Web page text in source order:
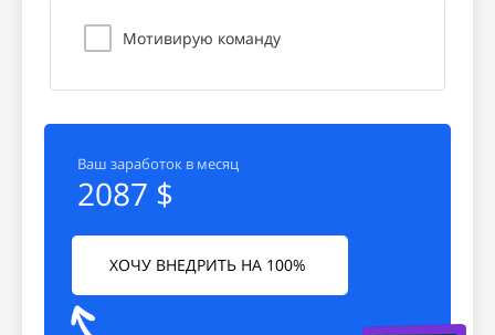
Мотивирую команду
Ваш заработок в месяц
2087 $
ХОЧУ ВНЕДРИТЬ НА 100%